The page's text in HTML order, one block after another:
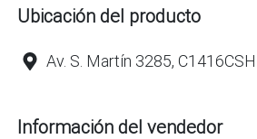
Ubicación del producto
Av. S. Martín 3285,
Información del vendedor